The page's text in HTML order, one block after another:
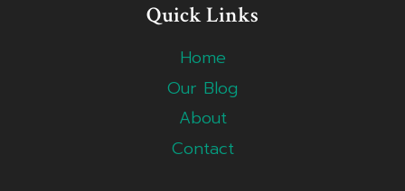
Quick Links
Home
Our Blog
About
Contact